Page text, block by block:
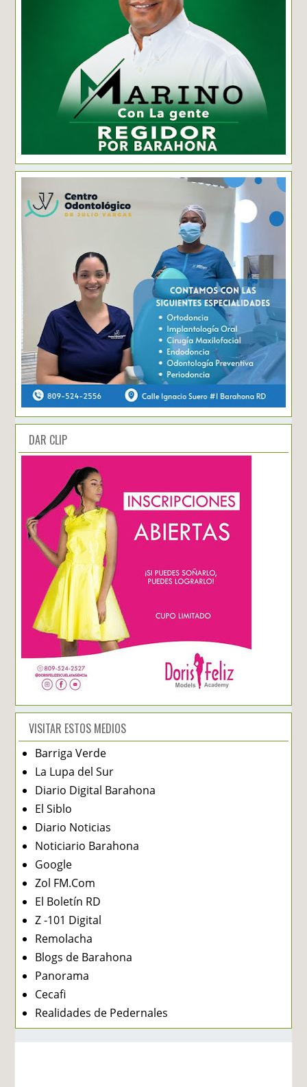
DAR CLIP
VISITAR ESTOS MEDIOS
Barriga Verde
La Lupa del Sur
Diario Digital Barahona
El Siblo
Diario Noticias
Noticiario Barahona
Google
Zol FM.Com
El Boletín RD
Z -101 Digital
Remolacha
Blogs de Barahona
Panorama
Cecafi
Realidades de Pedernales